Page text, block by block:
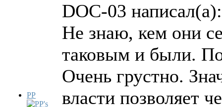
PP
DOC-03 написал(а):
Не знаю, кем они
таковым и были.
Очень грустно.
власти позволяет